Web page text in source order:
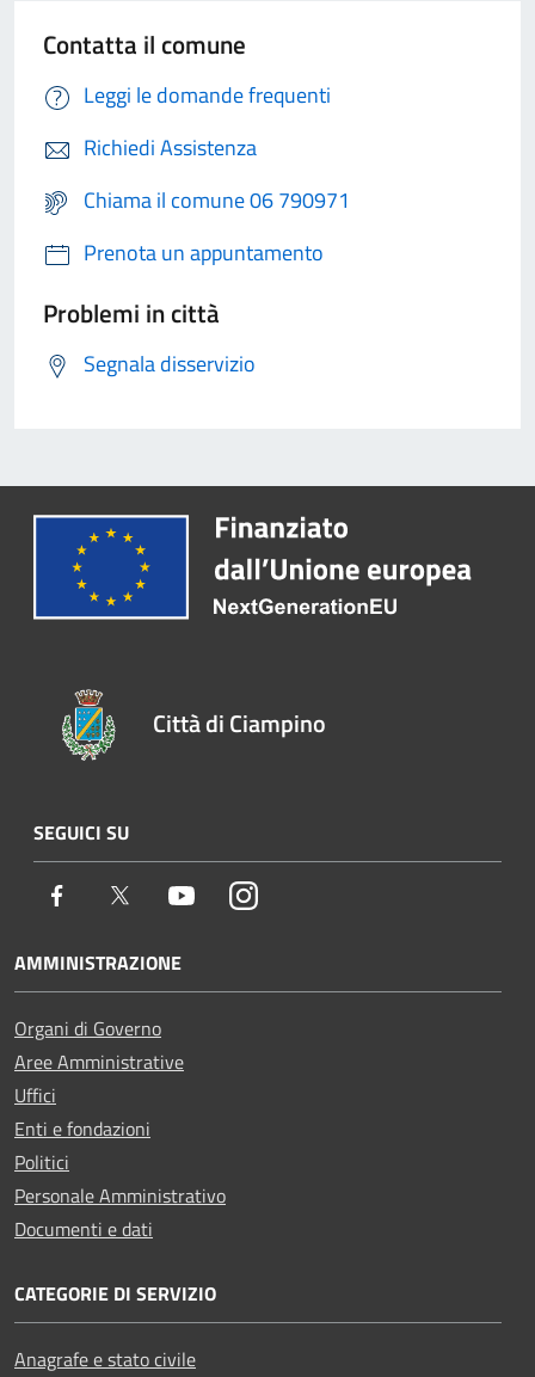
Contatta il comune
Leggi le domande frequenti
Richiedi Assistenza
Chiama il comune 06 790971
Prenota un appuntamento
Problemi in città
Segnala disservizio
Città di Ciampino
SEGUICI SU
Facebook Twitter YoutubeInstagram
AMMINISTRAZIONE
Organi di Governo
Aree Amministrative
Uffici
Enti e fondazioni
Politici
Personale Amministrativo
Documenti e dati
CATEGORIE DI SERVIZIO
Anagrafe e stato civile